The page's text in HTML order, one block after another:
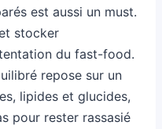
est aussi un must.
stocker
du fast-food.
repose sur un
lipides et glucides,
pour rester rassasié